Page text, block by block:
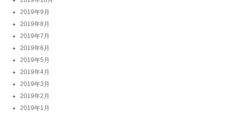
2019年9月
2019年8月
2019年7月
2019年6月
2019年5月
2019年4月
2019年3月
2019年2月
2019年1月